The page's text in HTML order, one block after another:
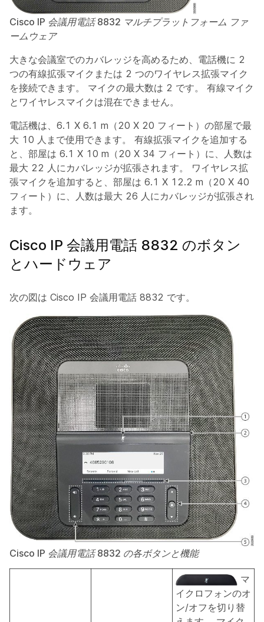
Cisco IP 会議用電話 8832 マルチプラットフォーム ファ
ームウェア
大きな会議室でのカバレッジを高めるため、電話機に 2
つの有線拡張マイクまたは 2 つのワイヤレス拡張マイク
を接続できます。 マイクの最大数は 2 です。 有線マイク
とワイヤレスマイクは混在できません。
電話機は、6.1 X 6.1 m（20 X 20 フィート）の部屋で最
大 10 人まで使用できます。 有線拡張マイクを追加する
と、部屋は 6.1 X 10 m（20 X 34 フィート）に、人数は
最大 22 人にカバレッジが拡張されます。 ワイヤレス拡
張マイクを追加すると、部屋は 6.1 X 12.2 m（20 X 40
フィート）に、人数は最大 26 人にカバレッジが拡張され
ます。
Cisco IP 会議用電話 8832 のボタン
とハードウェア
次の図は Cisco IP 会議用電話 8832 です。
Cisco IP 会議用電話 8832 の各ボタンと機能
マ
イクロフォンのオ
ン/オフを切り替